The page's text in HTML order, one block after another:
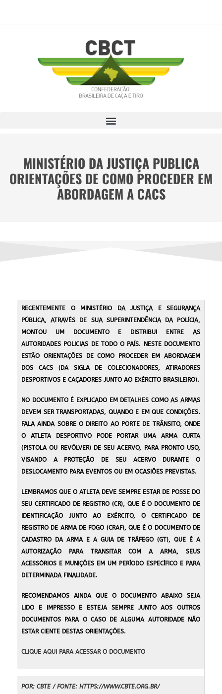
MINISTÉRIO DA JUSTIÇA PUBLICA
ORIENTAÇÕES DE COMO PROCEDER EM
ABORDAGEM A CACS
RECENTEMENTE O MINISTÉRIO DA JUSTIÇA E SEGURANÇA
PÚBLICA, ATRAVÉS DE SUA SUPERINTENDÊNCIA DA POLÍCIA,
MONTOU UM DOCUMENTO E DISTRIBUI ENTRE AS
AUTORIDADES POLICIAS DE TODO O PAÍS. NESTE DOCUMENTO
ESTÃO ORIENTAÇÕES DE COMO PROCEDER EM ABORDAGEM
DOS CACS (DA SIGLA DE COLECIONADORES, ATIRADORES
DESPORTIVOS E CAÇADORES JUNTO AO EXÉRCITO BRASILEIRO).
NO DOCUMENTO É EXPLICADO EM DETALHES COMO AS ARMAS
DEVEM SER TRANSPORTADAS, QUANDO E EM QUE CONDIÇÕES.
FALA AINDA SOBRE O DIREITO AO PORTE DE TRÂNSITO, ONDE
O ATLETA DESPORTIVO PODE PORTAR UMA ARMA CURTA
(PISTOLA OU REVÓLVER) DE SEU ACERVO, PARA PRONTO USO,
VISANDO A PROTEÇÃO DE SEU ACERVO DURANTE O
DESLOCAMENTO PARA EVENTOS OU EM OCASIÕES PREVISTAS.
LEMBRAMOS QUE O ATLETA DEVE SEMPRE ESTAR DE POSSE DO
SEU CERTIFICADO DE REGISTRO (CR), QUE É O DOCUMENTO DE
IDENTIFICAÇÃO JUNTO AO EXÉRCITO, O CERTIFICADO DE
REGISTRO DE ARMA DE FOGO (CRAF), QUE É O DOCUMENTO DE
CADASTRO DA ARMA E A GUIA DE TRÁFEGO (GT), QUE É A
AUTORIZAÇÃO PARA TRANSITAR COM A ARMA, SEUS
ACESSÓRIOS E MUNIÇÕES EM UM PERÍODO ESPECÍFICO E PARA
DETERMINADA FINALIDADE.
RECOMENDAMOS AINDA QUE O DOCUMENTO ABAIXO SEJA
LIDO E IMPRESSO E ESTEJA SEMPRE JUNTO AOS OUTROS
DOCUMENTOS PARA O CASO DE ALGUMA AUTORIDADE NÃO
ESTAR CIENTE DESTAS ORIENTAÇÕES.
CLIQUE AQUI PARA ACESSAR O DOCUMENTO
POR: CBTE / FONTE: HTTPS://WWW.CBTE.ORG.BR/